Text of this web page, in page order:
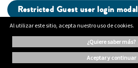
Restricted Guest user login modal
Al utilizar este sitio, acepta nuestro uso de cookies.
¿quiere saber más?
aceptar y continuar